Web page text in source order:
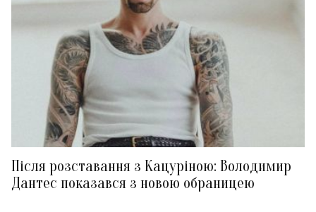
Після розставання з Кацуріною: Володимир
Дантес показався з новою обраницею